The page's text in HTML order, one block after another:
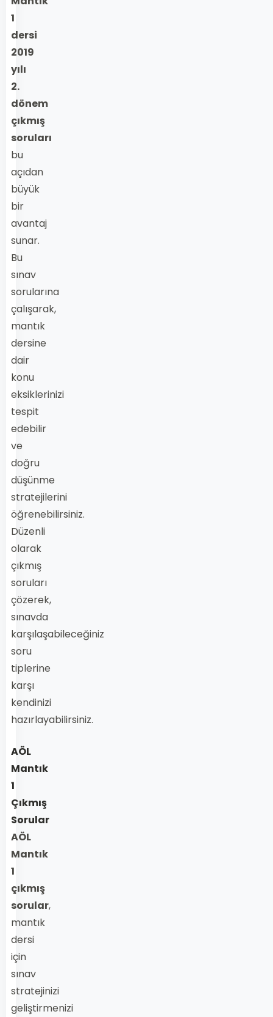
1
dersi
2019
yılı
2.
dönem
çıkmış
soruları
bu
açıdan
büyük
bir
avantaj
sunar.
Bu
sınav
sorularına
çalışarak,
mantık
dersine
dair
konu
eksiklerinizi
tespit
edebilir
ve
doğru
düşünme
stratejilerini
öğrenebilirsiniz.
Düzenli
olarak
çıkmış
soruları
çözerek,
sınavda
karşılaşabileceğiniz
soru
tiplerine
karşı
kendinizi
hazırlayabilirsiniz.
AÖL
Mantık
1
Çıkmış
Sorular
AÖL
Mantık
1
çıkmış
sorular,
mantık
dersi
için
sınav
stratejinizi
geliştirmenizi